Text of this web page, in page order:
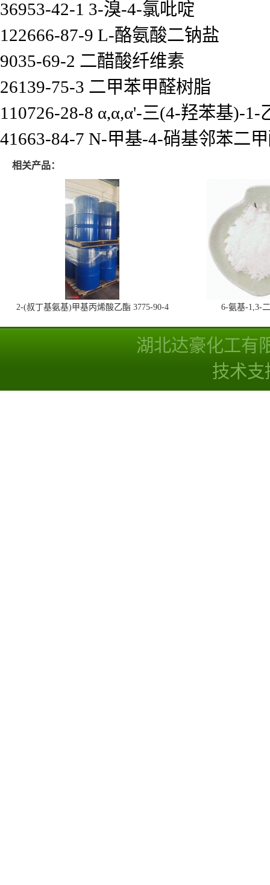
36953-42-1 3-溴-4-氯吡啶
122666-87-9 L-酪氨酸二钠盐
9035-69-2 二醋酸纤维素
26139-75-3 二甲苯甲醛树脂
110726-28-8 α,α,α'-三(4-羟苯基)-1-
41663-84-7 N-甲基-4-硝基邻苯二
相关产品：
2-(叔丁基氨基)甲基丙烯酸乙酯 3775-90-4 6-氨基-1,3-
湖北达豪化工有
技术